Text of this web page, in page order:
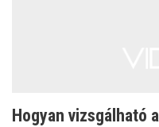
Hogyan vizsgálható